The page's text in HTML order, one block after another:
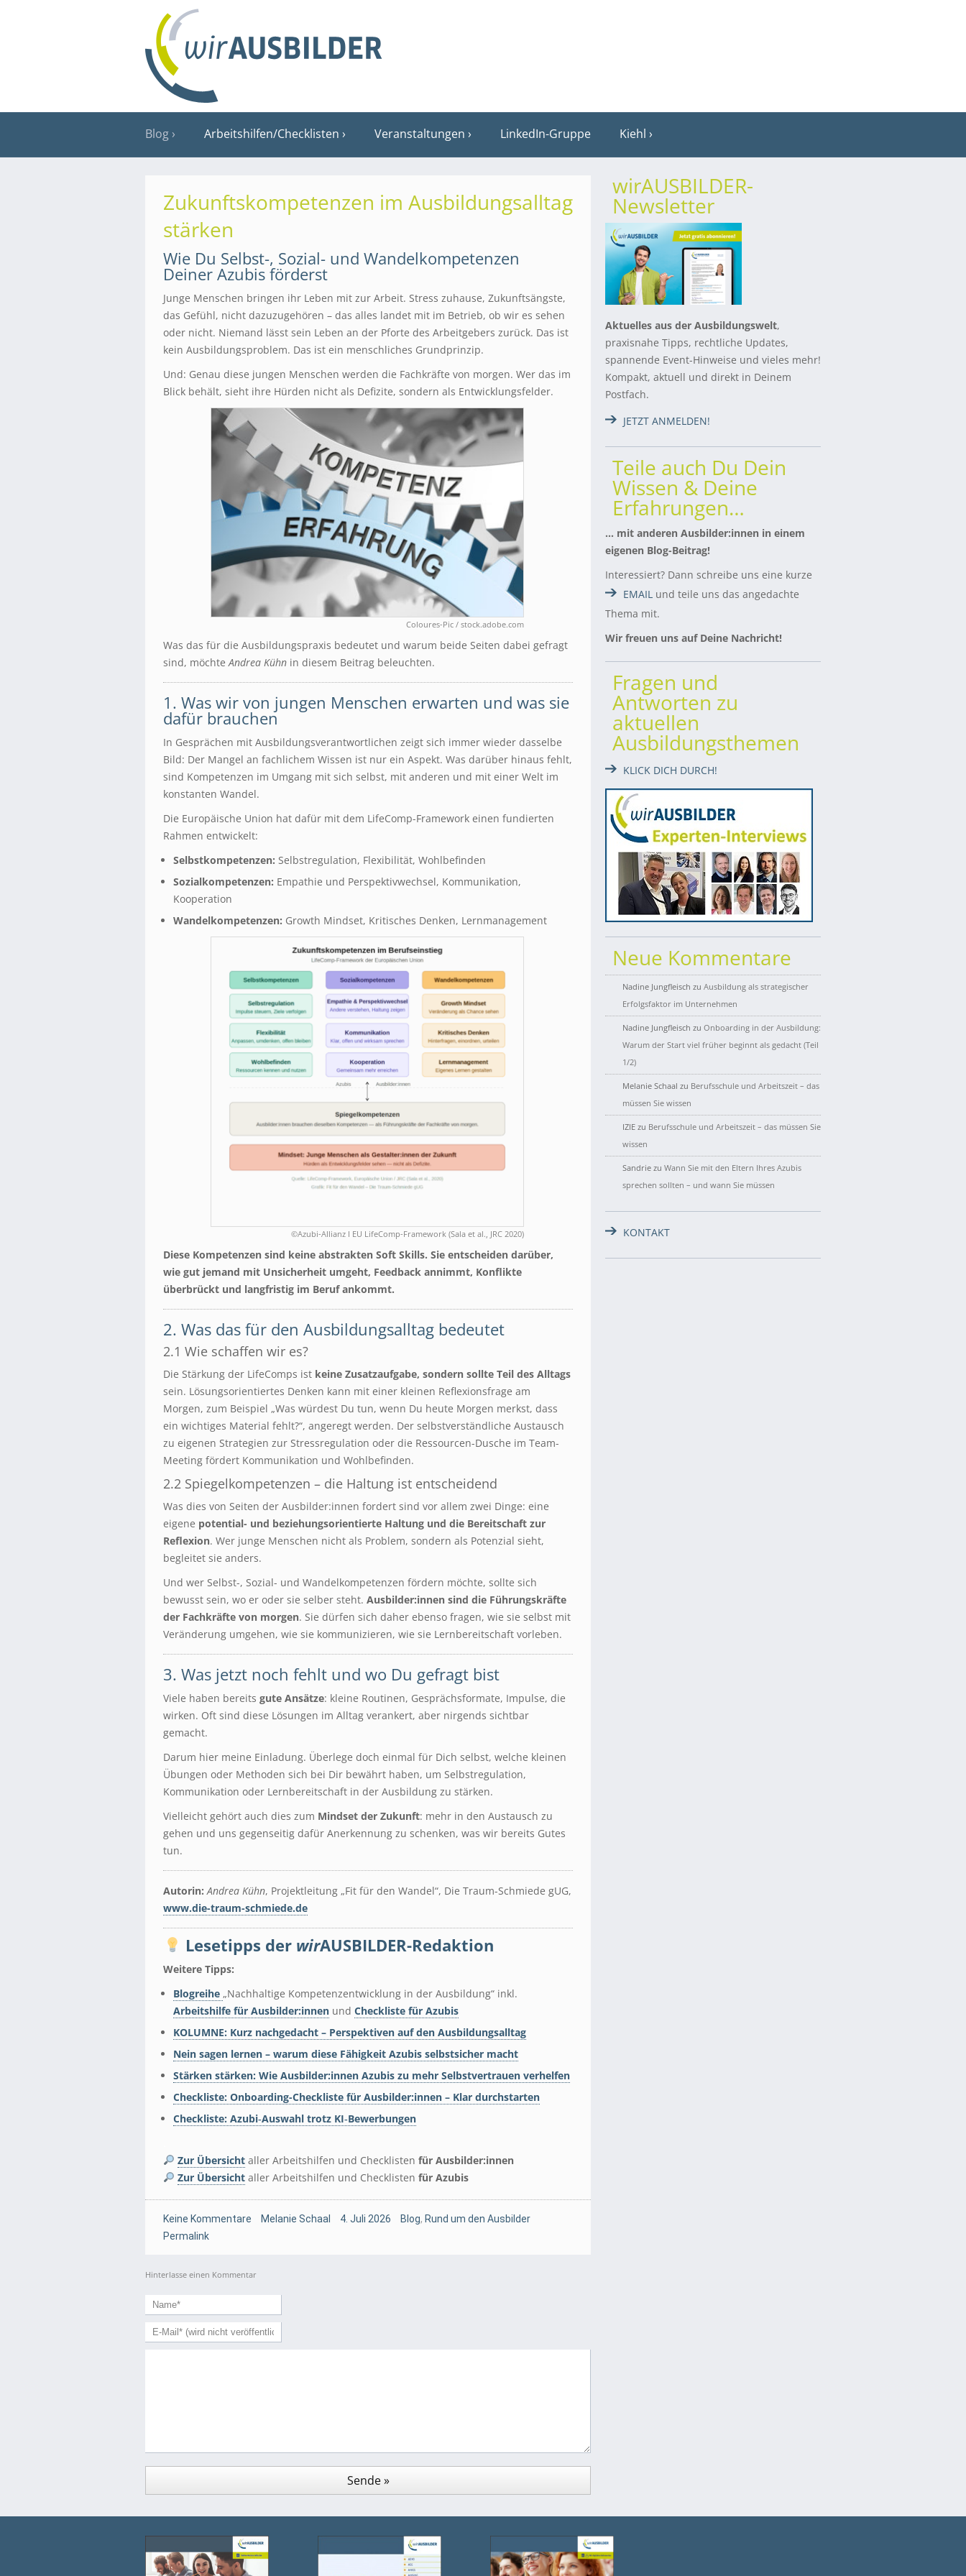
Blog Arbeitshilfen/Checklisten Veranstaltungen LinkedIn-Gruppe Kiehl
Zukunftskompetenzen im Ausbildungsalltag
stärken
Wie Du Selbst-, Sozial- und Wandelkompetenzen
Deiner Azubis förderst
Junge Menschen bringen ihr Leben mit zur Arbeit. Stress zuhause, Zukunftsängste,
das Gefühl, nicht dazuzugehören – das alles landet mit im Betrieb, ob wir es sehen
oder nicht. Niemand lässt sein Leben an der Pforte des Arbeitgebers zurück. Das ist
kein Ausbildungsproblem. Das ist ein menschliches Grundprinzip.
Und: Genau diese jungen Menschen werden die Fachkräfte von morgen. Wer das im
Blick behält, sieht ihre Hürden nicht als Defizite, sondern als Entwicklungsfelder.
Coloures-Pic / stock.adobe.com
Was das für die Ausbildungspraxis bedeutet und warum beide Seiten dabei gefragt
sind, möchte Andrea Kühn in diesem Beitrag beleuchten.
1. Was wir von jungen Menschen erwarten und was sie
dafür brauchen
In Gesprächen mit Ausbildungsverantwortlichen zeigt sich immer wieder dasselbe
Bild: Der Mangel an fachlichem Wissen ist nur ein Aspekt. Was darüber hinaus fehlt,
sind Kompetenzen im Umgang mit sich selbst, mit anderen und mit einer Welt im
konstanten Wandel.
Die Europäische Union hat dafür mit dem LifeComp-Framework einen fundierten
Rahmen entwickelt:
Selbstkompetenzen: Selbstregulation, Flexibilität, Wohlbefinden
Sozialkompetenzen: Empathie und Perspektivwechsel, Kommunikation,
Kooperation
Wandelkompetenzen: Growth Mindset, Kritisches Denken, Lernmanagement
©Azubi-Allianz I EU LifeComp-Framework (Sala et al., JRC 2020)
Diese Kompetenzen sind keine abstrakten Soft Skills. Sie entscheiden darüber,
wie gut jemand mit Unsicherheit umgeht, Feedback annimmt, Konflikte
überbrückt und langfristig im Beruf ankommt.
2. Was das für den Ausbildungsalltag bedeutet
2.1 Wie schaffen wir es?
Die Stärkung der LifeComps ist keine Zusatzaufgabe, sondern sollte Teil des Alltags
sein. Lösungsorientiertes Denken kann mit einer kleinen Reflexionsfrage am
Morgen, zum Beispiel „Was würdest Du tun, wenn Du heute Morgen merkst, dass
ein wichtiges Material fehlt?“, angeregt werden. Der selbstverständliche Austausch
zu eigenen Strategien zur Stressregulation oder die Ressourcen-Dusche im Team-
Meeting fördert Kommunikation und Wohlbefinden.
2.2 Spiegelkompetenzen – die Haltung ist entscheidend
Was dies von Seiten der Ausbilder:innen fordert sind vor allem zwei Dinge: eine
eigene potential- und beziehungsorientierte Haltung und die Bereitschaft zur
Reflexion. Wer junge Menschen nicht als Problem, sondern als Potenzial sieht,
begleitet sie anders.
Und wer Selbst-, Sozial- und Wandelkompetenzen fördern möchte, sollte sich
bewusst sein, wo er oder sie selber steht. Ausbilder:innen sind die Führungskräfte
der Fachkräfte von morgen. Sie dürfen sich daher ebenso fragen, wie sie selbst mit
Veränderung umgehen, wie sie kommunizieren, wie sie Lernbereitschaft vorleben.
3. Was jetzt noch fehlt und wo Du gefragt bist
Viele haben bereits gute Ansätze: kleine Routinen, Gesprächsformate, Impulse, die
wirken. Oft sind diese Lösungen im Alltag verankert, aber nirgends sichtbar
gemacht.
Darum hier meine Einladung. Überlege doch einmal für Dich selbst, welche kleinen
Übungen oder Methoden sich bei Dir bewährt haben, um Selbstregulation,
Kommunikation oder Lernbereitschaft in der Ausbildung zu stärken.
Vielleicht gehört auch dies zum Mindset der Zukunft: mehr in den Austausch zu
gehen und uns gegenseitig dafür Anerkennung zu schenken, was wir bereits Gutes
tun.
Autorin: Andrea Kühn, Projektleitung „Fit für den Wandel“, Die Traum-Schmiede gUG,
www.die-traum-schmiede.de
Lesetipps der wirAUSBILDER-Redaktion
Weitere Tipps:
Blogreihe „Nachhaltige Kompetenzentwicklung in der Ausbildung“ inkl.
Arbeitshilfe für Ausbilder:innen und Checkliste für Azubis
KOLUMNE: Kurz nachgedacht – Perspektiven auf den Ausbildungsalltag
Nein sagen lernen – warum diese Fähigkeit Azubis selbstsicher macht
Stärken stärken: Wie Ausbilder:innen Azubis zu mehr Selbstvertrauen verhelfen
Checkliste: Onboarding-Checkliste für Ausbilder:innen – Klar durchstarten
Checkliste: Azubi‑Auswahl trotz KI‑Bewerbungen
Zur Übersichtaller Arbeitshilfen und Checklisten für Ausbilder:innen
Zur Übersichtaller Arbeitshilfen und Checklisten für Azubis
Keine Kommentare Melanie Schaal 4. Juli 2026 Blog, Rund um den Ausbilder
Permalink
Hinterlasse einen Kommentar
wirAUSBILDER-
Newsletter
Aktuelles aus der Ausbildungswelt,
praxisnahe Tipps, rechtliche Updates,
spannende Event-Hinweise und vieles mehr!
Kompakt, aktuell und direkt in Deinem
Postfach.
JETZT ANMELDEN!
Teile auch Du Dein
Wissen & Deine
Erfahrungen…
… mit anderen Ausbilder:innen in einem
eigenen Blog-Beitrag!
Interessiert? Dann schreibe uns eine kurze
EMAIL und teile uns das angedachte
Thema mit.
Wir freuen uns auf Deine Nachricht!
Fragen und
Antworten zu
aktuellen
Ausbildungsthemen
KLICK DICH DURCH!
Neue Kommentare
Nadine Jungfleisch zu Ausbildung als strategischer
Erfolgsfaktor im Unternehmen
Nadine Jungfleisch zu Onboarding in der Ausbildung:
Warum der Start viel früher beginnt als gedacht (Teil
1/2)
Melanie Schaal zu Berufsschule und Arbeitszeit – das
müssen Sie wissen
IZIE zu Berufsschule und Arbeitszeit – das müssen Sie
wissen
Sandrie zu Wann Sie mit den Eltern Ihres Azubis
sprechen sollten – und wann Sie müssen
KONTAKT